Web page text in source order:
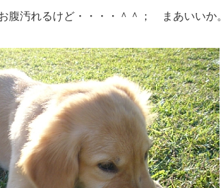
腹汚れるけど・・・・＾＾； まあいいか。